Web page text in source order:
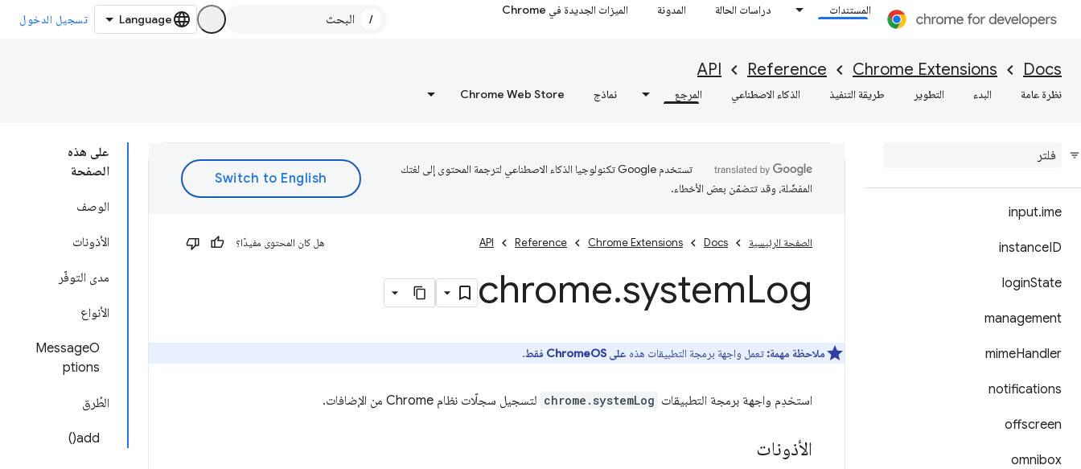
المستندات دراسات الحالة المدونة الميزات الجديدة في Chrome
/ تسجيل الدخول
Docs
Chrome Extensions
Reference
API
نظرة عامة البدء التطوير طريقة التنفيذ الذكاء الاصطناعي المرجع نماذج Chrome Web Store
history
i18n
input.ime
instanceID
loginState
management
mimeHandler
notifications
offscreen
omnibox
على هذه
الصفحة
الوصف
الأذونات
مدى التوفّر
الأنواع
MessageO
ptions
الطُرق
add()
تستخدم Google تكنولوجيا الذكاء الاصطناعي لترجمة المحتوى إلى لغتك
المفضّلة، وقد تتضمّن بعض الأخطاء.
الصفحة الرئيسية Docs
Chrome Extensions
Reference
API هل كان المحتوى مفيدًا؟
chrome.systemLog
ملاحظة مهمة: تعمل واجهة برمجة التطبيقات هذه على ChromeOS فقط .
استخدِم واجهة برمجة التطبيقات chrome.systemLog لتسجيل سجلّات نظام Chrome من الإضافات.
الأذونات